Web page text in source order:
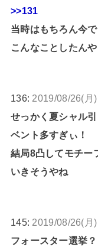
>>131
当時はもちろん今
こんなことしたん
136: 2019/08/26(月
せっかく夏シャル
ベント多すぎぃ！
結局8凸してモチー
いきそうやね
145: 2019/08/26(月
フォースター選挙